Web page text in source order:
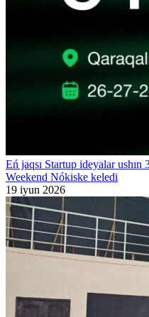
Eń jaqsı Startup ideyalar ushın
Weekend Nókiske keledi
19 iyun 2026